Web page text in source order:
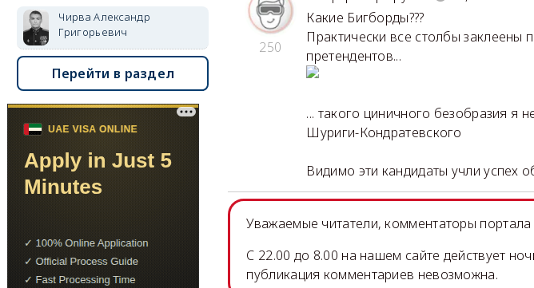
250
Какие Бигборды???
Практически все столбы
претендентов...
... такого циничного безобразия
Шуриги-Кондратевского
Видимо эти кандидаты учли успех
Уважаемые читатели, комментаторы
C 22.00 до 8.00 на нашем сайте действует
публикация комментариев невозможна.
Чирва Александр
Григорьевич
Перейти в раздел